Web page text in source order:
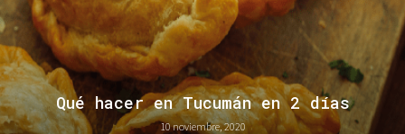
Qué hacer en Tucumán en 2 días
10 noviembre, 2020